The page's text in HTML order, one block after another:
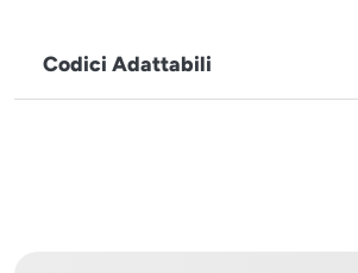
Codici Adattabili